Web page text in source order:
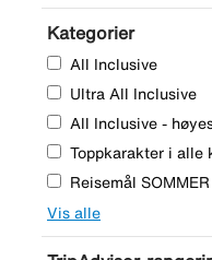
Kategorier
All Inclusive
Ultra All Inclusive
All Inclusive -
Toppkarakter i alle
Reisemål SOMMER
Vis alle